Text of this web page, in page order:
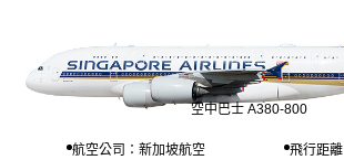
空中巴士 A380-800
航空公司：新加坡航空
飛行距